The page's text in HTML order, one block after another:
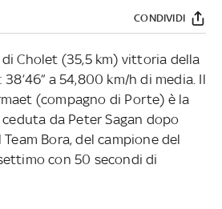
CONDIVIDI
Cholet (35,5 km) vittoria della
a 54,800 km/h di media. Il
(compagno di Porte) è la
da Peter Sagan dopo
Bora, del campione del
con 50 secondi di